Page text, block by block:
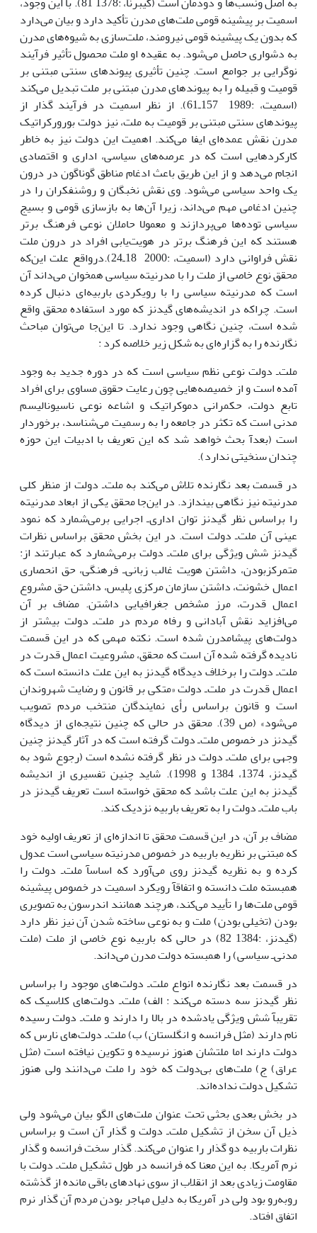
اسمیت بر پیشینه قومى ملت‌هاى مدرن تأکید دارد و بیان مى‌دارد
که بدون یک پیشینه قومى نیرومند، ملت‌سازى به شیوه‌هاى مدرن
به دشوارى حاصل مى‌شود. به عقیده او ملت محصول تأثیر فرآیند
نوگرایى بر جوامع است. چنین تأثیرى پیوندهاى سنتى مبتنى بر
قومیت و قبیله را به پیوندهاى مدرن مبتنى بر ملت تبدیل مى‌کند
(اسمیت، :1989 157ـ61). از نظر اسمیت در فرآیند گذار از
پیوندهاى سنتى مبتنى بر قومیت به ملت، نیز دولت بورورکراتیک
مدرن نقش عمده‌اى ایفا مى‌کند. اهمیت این دولت نیز به خاطر
کارکردهایى است که در عرصه‌هاى سیاسى، ادارى و اقتصادى
انجام مى‌دهد و از این طریق باعث ادغام مناطق گوناگون در درون
یک واحد سیاسى مى‌شود. وى نقش نخبگان و روشنفکران را در
چنین ادغامى مهم مى‌داند، زیرا آن‌ها به بازسازى قومى و بسیج
سیاسى توده‌ها مى‌پردازند و معمولا حاملان نوعى فرهنگ برتر
هستند که این فرهنگ برتر در هویت‌یابى افراد در درون ملت
نقش فراوانى دارد (اسمیت، :2000 18ـ24).درواقع علت این‌که
محقق نوع خاصى از ملت را با مدرنیته سیاسى همخوان مى‌داند آن
است که مدرنیته سیاسى را با رویکردى باربیه‌اى دنبال کرده
است. چراکه در اندیشه‌هاى گیدنز که مورد استفاده محقق واقع
شده است، چنین نگاهى وجود ندارد. تا این‌جا مى‌توان مباحث
نگارنده را به گزاره‌اى به شکل زیر خلاصه کرد :
ملت‌ـ دولت نوعى نظم سیاسى است که در دوره جدید به وجود
آمده است و از خصیصه‌هایى چون رعایت حقوق مساوى براى افراد
تابع دولت، حکمرانى دموکراتیک و اشاعه نوعى ناسیونالیسم
مدنى است که تکثر در جامعه را به رسمیت مى‌شناسد، برخوردار
است (بعدآ بحث خواهد شد که این تعریف با ادبیات این حوزه
چندان سنخیتى ندارد).
در قسمت بعد نگارنده تلاش مى‌کند به ملت‌ـ دولت از منظر کلى
مدرنیته نیز نگاهى بیندازد. در این‌جا محقق یکى از ابعاد مدرنیته
را براساس نظر گیدنز توان اداری‌ـ اجرایى برمى‌شمارد که نمود
عینى آن ملت‌ـ دولت است. در این بخش محقق براساس نظرات
گیدنز شش ویژگى براى ملت‌ـ دولت برمى‌شمارد که عبارتند از:
متمرکزبودن، داشتن هویت غالب زبانی‌ـ فرهنگى، حق انحصارى
اعمال خشونت، داشتن سازمان مرکزى پلیس، داشتن حق مشروع
اعمال قدرت، مرز مشخص جغرافیایى داشتن. مضاف بر آن
مى‌افزاید نقش آبادانى و رفاه مردم در ملت‌ـ دولت بیشتر از
دولت‌هاى پیشامدرن شده است. نکته مهمى که در این قسمت
نادیده گرفته شده آن است که محقق، مشروعیت اعمال قدرت در
ملت‌ـ دولت را برخلاف دیدگاه گیدنز به این علت دانسته است که
اعمال قدرت در ملت‌ـ دولت «متکى بر قانون و رضایت شهروندان
است و قانون براساس رأى نمایندگان منتخب مردم تصویب
مى‌شود» (ص 39). محقق در حالى که چنین نتیجه‌اى از دیدگاه
گیدنز در خصوص ملت‌ـ دولت گرفته است که در آثار گیدنز چنین
وجهى براى ملت‌ـ دولت در نظر گرفته نشده است (رجوع شود به
گیدنز، 1374، 1384 و 1998). شاید چنین تفسیرى از اندیشه
گیدنز به این علت باشد که محقق خواسته است تعریف گیدنز در
باب ملت‌ـ دولت را به تعریف باربیه نزدیک کند.
مضاف بر آن، در این قسمت محقق تا اندازه‌اى از تعریف اولیه خود
که مبتنى بر نظریه باربیه در خصوص مدرنیته سیاسى است عدول
کرده و به نظریه گیدنز روى مى‌آورد که اساسآ ملت‌ـ دولت را
همبسته ملت دانسته و اتفاقآ رویکرد اسمیت در خصوص پیشینه
قومى ملت‌ها را تأیید مى‌کند، هرچند همانند اندرسون به تصویرى
بودن (تخیلى بودن) ملت و به نوعى ساخته شدن آن نیز نظر دارد
(گیدنز، :1384 82) در حالى که باربیه نوع خاصى از ملت (ملت
مدنی‌ـ سیاسى) را همبسته دولت مدرن مى‌داند.
در قسمت بعد نگارنده انواع ملت‌ـ دولت‌هاى موجود را براساس
نظر گیدنز سه دسته مى‌کند : الف) ملت‌ـ دولت‌هاى کلاسیک که
تقریبآ شش ویژگى یادشده در بالا را دارند و ملت‌ـ دولت رسیده
نام دارند (مثل فرانسه و انگلستان) ب) ملت‌ـ دولت‌هاى نارس که
دولت دارند اما ملتشان هنوز نرسیده و تکوین نیافته است (مثل
عراق) ج) ملت‌هاى بى‌دولت که خود را ملت مى‌دانند ولى هنوز
تشکیل دولت نداده‌اند.
در بخش بعدى بحثى تحت عنوان ملت‌هاى الگو بیان مى‌شود ولى
ذیل آن سخن از تشکیل ملت‌ـ دولت و گذار آن است و براساس
نظرات باربیه دو گذار را عنوان مى‌کند. گذار سخت فرانسه و گذار
نرم آمریکا. به این معنا که فرانسه در طول تشکیل ملت‌ـ دولت با
مقاومت زیادى بعد از انقلاب از سوى نهادهاى باقى مانده از گذشته
روبه‌رو بود ولى در آمریکا به دلیل مهاجر بودن مردم آن گذار نرم
اتفاق افتاد.